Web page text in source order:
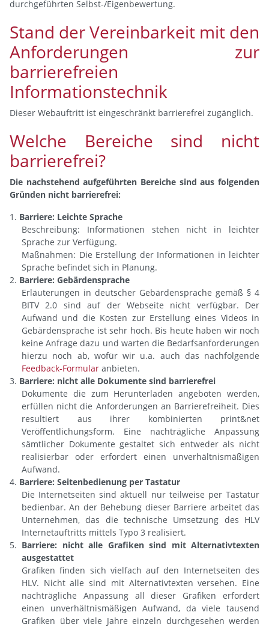
durchgeführten Selbst-/Eigenbewertung.
Stand der Vereinbarkeit mit den
Anforderungen zur
barrierefreien
Informationstechnik
Dieser Webauftritt ist eingeschränkt barrierefrei zugänglich.
Welche Bereiche sind nicht
barrierefrei?
Die nachstehend aufgeführten Bereiche sind aus folgenden
Gründen nicht barrierefrei:
Barriere: Leichte Sprache
Beschreibung: Informationen stehen nicht in leichter
Sprache zur Verfügung.
Maßnahmen: Die Erstellung der Informationen in leichter
Sprache befindet sich in Planung.
Barriere: Gebärdensprache
Erläuterungen in deutscher Gebärdensprache gemäß § 4
BITV 2.0 sind auf der Webseite nicht verfügbar. Der
Aufwand und die Kosten zur Erstellung eines Videos in
Gebärdensprache ist sehr hoch. Bis heute haben wir noch
keine Anfrage dazu und warten die Bedarfsanforderungen
hierzu noch ab, wofür wir u.a. auch das nachfolgende
Feedback-Formular anbieten.
Barriere: nicht alle Dokumente sind barrierefrei
Dokumente die zum Herunterladen angeboten werden,
erfüllen nicht die Anforderungen an Barrierefreiheit. Dies
resultiert aus ihrer kombinierten print&net
Veröffentlichungsform. Eine nachträgliche Anpassung
sämtlicher Dokumente gestaltet sich entweder als nicht
realisierbar oder erfordert einen unverhältnismäßigen
Aufwand.
Barriere: Seitenbedienung per Tastatur
Die Internetseiten sind aktuell nur teilweise per Tastatur
bedienbar. An der Behebung dieser Barriere arbeitet das
Unternehmen, das die technische Umsetzung des HLV
Internetauftritts mittels Typo 3 realisiert.
Barriere: nicht alle Grafiken sind mit Alternativtexten
ausgestattet
Grafiken finden sich vielfach auf den Internetseiten des
HLV. Nicht alle sind mit Alternativtexten versehen. Eine
nachträgliche Anpassung all dieser Grafiken erfordert
einen unverhältnismäßigen Aufwand, da viele tausend
Grafiken über viele Jahre einzeln durchgesehen werden